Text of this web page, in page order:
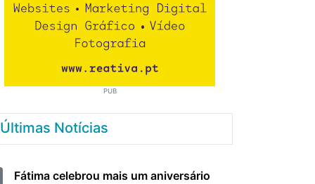
PUB
Últimas Notícias
Fátima celebrou mais um aniversário